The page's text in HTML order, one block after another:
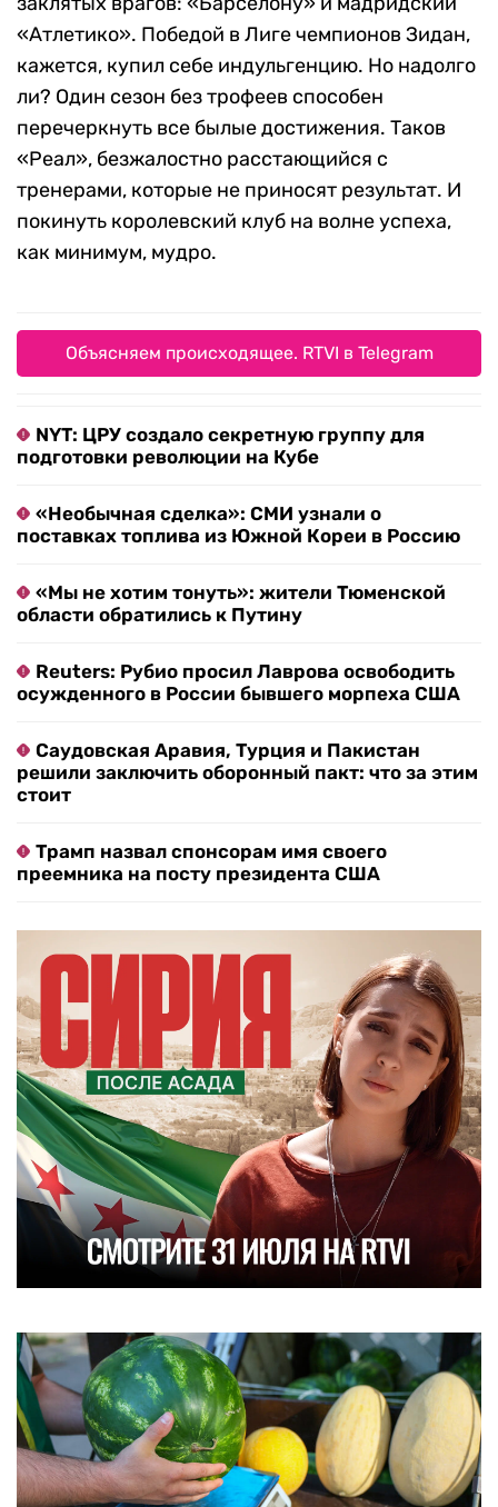
«Атлетико». Победой в Лиге чемпионов Зидан,
кажется, купил себе индульгенцию. Но надолго
ли? Один сезон без трофеев способен
перечеркнуть все былые достижения. Таков
«Реал», безжалостно расстающийся с
тренерами, которые не приносят результат. И
покинуть королевский клуб на волне успеха,
как минимум, мудро.
Объясняем происходящее. RTVI в Telegram
NYT: ЦРУ создало секретную группу для
подготовки революции на Кубе
«Необычная сделка»: СМИ узнали о
поставках топлива из Южной Кореи в Россию
«Мы не хотим тонуть»: жители Тюменской
области обратились к Путину
Reuters: Рубио просил Лаврова освободить
осужденного в России бывшего морпеха США
Саудовская Аравия, Турция и Пакистан
решили заключить оборонный пакт: что за этим
стоит
Трамп назвал спонсорам имя своего
преемника на посту президента США